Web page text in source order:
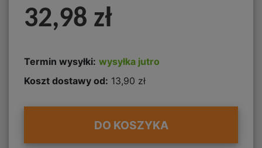
32,98 zł
Termin wysyłki: wysyłka jutro
Koszt dostawy od: 13,90 zł
DO KOSZYKA